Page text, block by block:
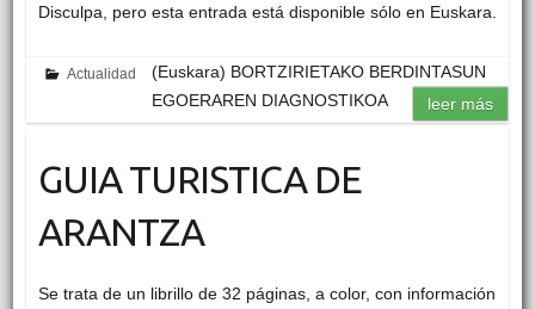
Disculpa, pero esta entrada está disponible sólo en Euskara.
Actualidad
(Euskara) BORTZIRIETAKO BERDINTASUN
EGOERAREN DIAGNOSTIKOA
leer más
GUIA TURISTICA DE
ARANTZA
Se trata de un librillo de 32 páginas, a color, con información